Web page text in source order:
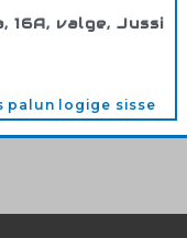
valge, Jussi
palun logige sisse